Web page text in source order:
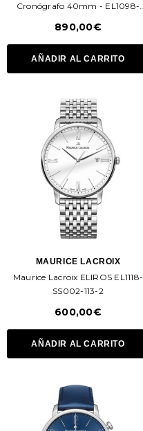
Cronógrafo 40mm - EL1098-
890,00€
AÑADIR AL CARRITO
MAURICE LACROIX
Maurice Lacroix ELIROS EL1118-
SS002-113-2
600,00€
AÑADIR AL CARRITO